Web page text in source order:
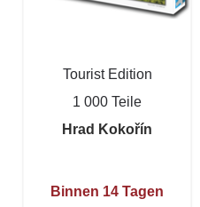
Tourist Edition
1 000 Teile
Hrad Kokořín
Binnen 14 Tagen